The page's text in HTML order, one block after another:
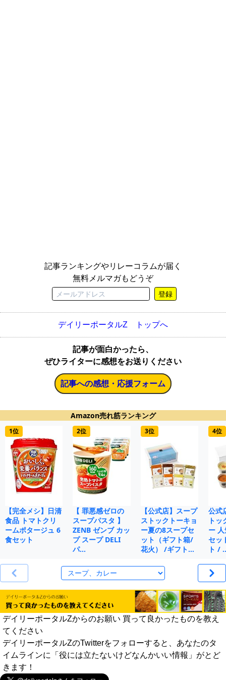
記事ランキングやリレーコラムが届く
無料メルマガもどうぞ
登録
デイリーポータルZ トップへ
記事が面白かったら、
ぜひライターに感想をお送りください
記事への感想・応援フォーム
Amazon売れ筋ランキング
1位
【完全メシ】日清
食品 トマトクリ
ームポタージュ 6
食セット
2位
【 罪悪感ゼロの
スープパスタ 】
ZENB ゼンブ カッ
プ スープ DELI
パ…
3位
【公式店】スープ
ストックトーキョ
ー夏の8スープセ
ット（ギフト箱/
花火） /ギフト…
4位
公式
ト
ー
セッ
ト /
デイリーポータルZからのお願い 買って良かったものを教え
てください
デイリーポータルZのTwitterをフォローすると、あなたのタ
イムラインに「役には立たないけどなんかいい情報」がとど
きます！